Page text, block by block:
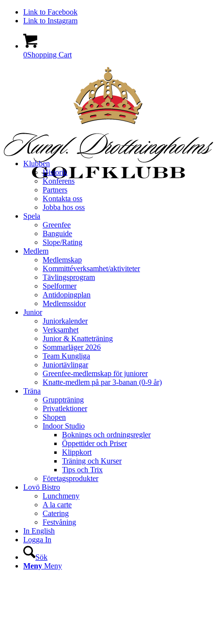
Link to Facebook
Link to Instagram
0Shopping Cart
Klubben
Historik
Konferens
Partners
Kontakta oss
Jobba hos oss
Spela
Greenfee
Banguide
Slope/Rating
Medlem
Medlemskap
Kommittéverksamhet/aktiviteter
Tävlingsprogram
Spelformer
Antidopingplan
Medlemssidor
Junior
Juniorkalender
Verksamhet
Junior & Knatteträning
Sommarläger 2026
Team Kungliga
Juniortävlingar
Greenfee-medlemskap för juniorer
Knatte-medlem på par 3-banan (0-9 år)
Träna
Gruppträning
Privatlektioner
Shopen
Indoor Studio
Boknings och ordningsregler
Öppettider och Priser
Klippkort
Träning och Kurser
Tips och Trix
Företagsprodukter
Lovö Bistro
Lunchmeny
A la carte
Catering
Festvåning
In English
Logga In
Sök
Meny Meny